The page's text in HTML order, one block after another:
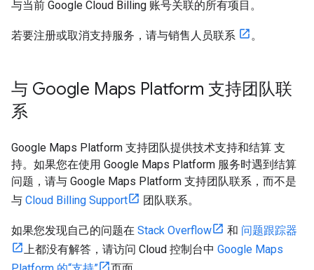
与当前 Google Cloud Billing 账号关联的所有项目。
若要注册或取消支持服务，请与销售人员联系 。
与 Google Maps Platform 支持团队联
系
Google Maps Platform 支持团队提供技术支持和结算 支
持。如果您在使用 Google Maps Platform 服务时遇到结算
问题，请与 Google Maps Platform 支持团队联系，而不是
与 Cloud Billing Support 团队联系。
如果您发现自己的问题在 Stack Overflow 和 问题跟踪器
上都没有解答，请访问 Cloud 控制台中 Google Maps